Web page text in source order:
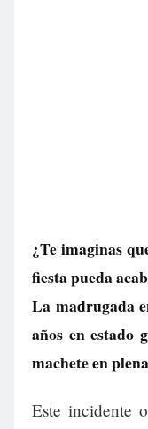
¿Te imaginas
fiesta pueda
La madrugada
años en estado
machete en
Este incidente